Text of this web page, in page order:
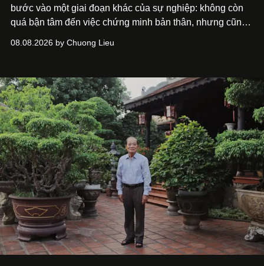
bước vào một giai đoạn khác của sự nghiệp: không còn
quá bận tâm đến việc chứng minh bản thân, nhưng cũng
bằng một tâm thế điềm tĩnh hơn. Anh tiếp tục học hỏi, trau
dồi và chờ đợi những vai diễn đủ sức đưa mình đến
những vùng đất mới. Ở tuổi ngoài 30, điều anh theo đuổi
không phải những đích đến quá lớn, mà là khả năng luôn
tiến về phía trước.
08.08.2026 by Chuong Lieu